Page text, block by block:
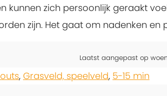
kunnen zich persoonlijk geraakt
zijn. Het gaat om nadenken en
Laatst aangepast op
, Grasveld, speelveld, 5-15 min